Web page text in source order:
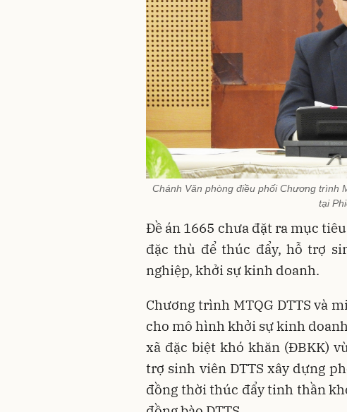
Chánh Văn phòng điều phối Chương trình
tại
Đề án 1665 chưa đặt ra mục
đặc thù để thúc đẩy, hỗ trợ
nghiệp, khởi sự kinh doanh.
Chương trình MTQG DTTS và
cho mô hình khởi sự kinh
xã đặc biệt khó khăn (ĐBKK)
trợ sinh viên DTTS xây dựng
đồng thời thúc đẩy tinh thần